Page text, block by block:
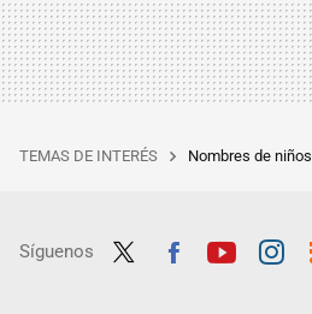
TEMAS DE INTERÉS Nombres de niños
Síguenos